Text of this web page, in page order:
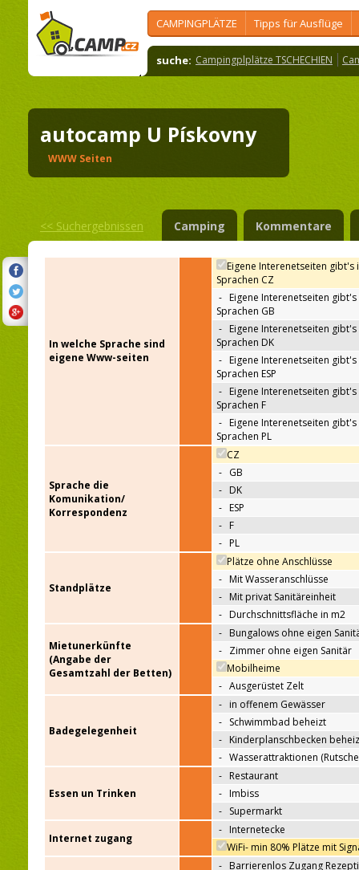
CAMPINGPLÄTZE Tipps für Ausflüge
suche: Campingplplätze TSCHECHIEN
autocamp U Pískovny
WWW Seiten
<< Suchergebnissen Camping Kommentare
In welche Sprache sind
eigene Www-seiten
Eigene Interenetseiten gibt's
Sprachen CZ
- Eigene Interenetseiten gibt's
Sprachen GB
- Eigene Interenetseiten gibt's
Sprachen DK
- Eigene Interenetseiten gibt's
Sprachen ESP
- Eigene Interenetseiten gibt's
Sprachen F
- Eigene Interenetseiten gibt's
Sprachen PL
Sprache die
Komunikation/
Korrespondenz
CZ
- GB
- DK
- ESP
- F
- PL
Standplätze
Plätze ohne Anschlüsse
- Mit Wasseranschlüsse
- Mit privat Sanitäreinheit
- Durchschnittsfläche in m2
Mietunerkünfte
(Angabe der
Gesamtzahl der Betten)
- Bungalows ohne eigen
- Zimmer ohne eigen Sanitär
Mobilheime
- Ausgerüstet Zelt
Badegelegenheit
- in offenem Gewässer
- Schwimmbad beheizt
- Kinderplanschbecken
- Wasserattraktionen
Essen un Trinken
- Restaurant
- Imbiss
- Supermarkt
Internet zugang
- Internetecke
WiFi- min 80% Plätze mit
- Barrierenlos Zugang